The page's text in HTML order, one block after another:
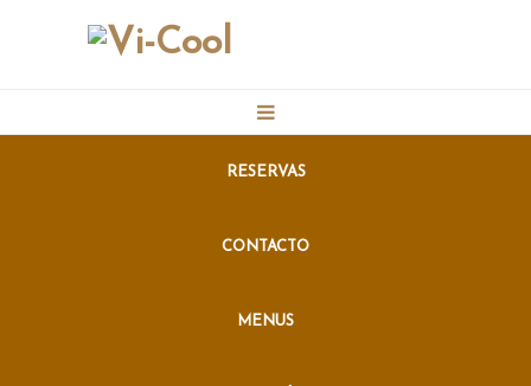
RESERVAS
CONTACTO
MENUS